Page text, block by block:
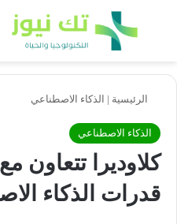
بحث عن
الرئيسية | الذكاء الاصطناعي
الذكاء الاصطناعي
كلاوديرا تتعاون مع
قدرات الذكاء